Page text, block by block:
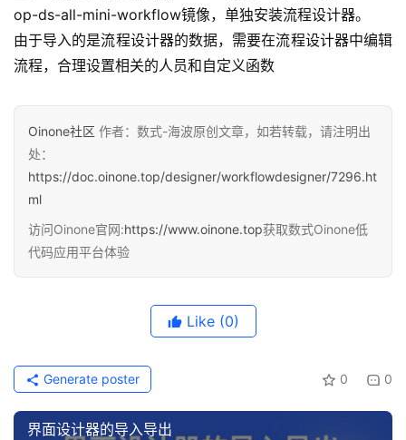
op-ds-all-mini-workflow镜像，单独安装流程设计器。
由于导入的是流程设计器的数据，需要在流程设计器中编辑
流程，合理设置相关的人员和自定义函数
Oinone社区 作者：数式-海波原创文章，如若转载，请注明出
处：
https://doc.oinone.top/designer/workflowdesigner/7296.ht
ml
访问Oinone官网:https://www.oinone.top获取数式Oinone低
代码应用平台体验
Like (0)
0 0
Generate poster
界面设计器的导入导出